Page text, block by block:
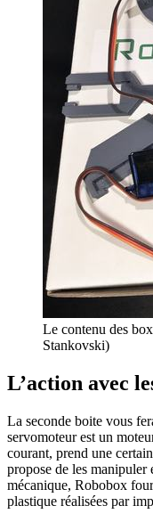
Le contenu des
Stankovski)
L’action avec
La seconde boite vous
servomoteur est un
courant, prend une
propose de les manipuler
mécanique, Robobox
plastique réalisées par